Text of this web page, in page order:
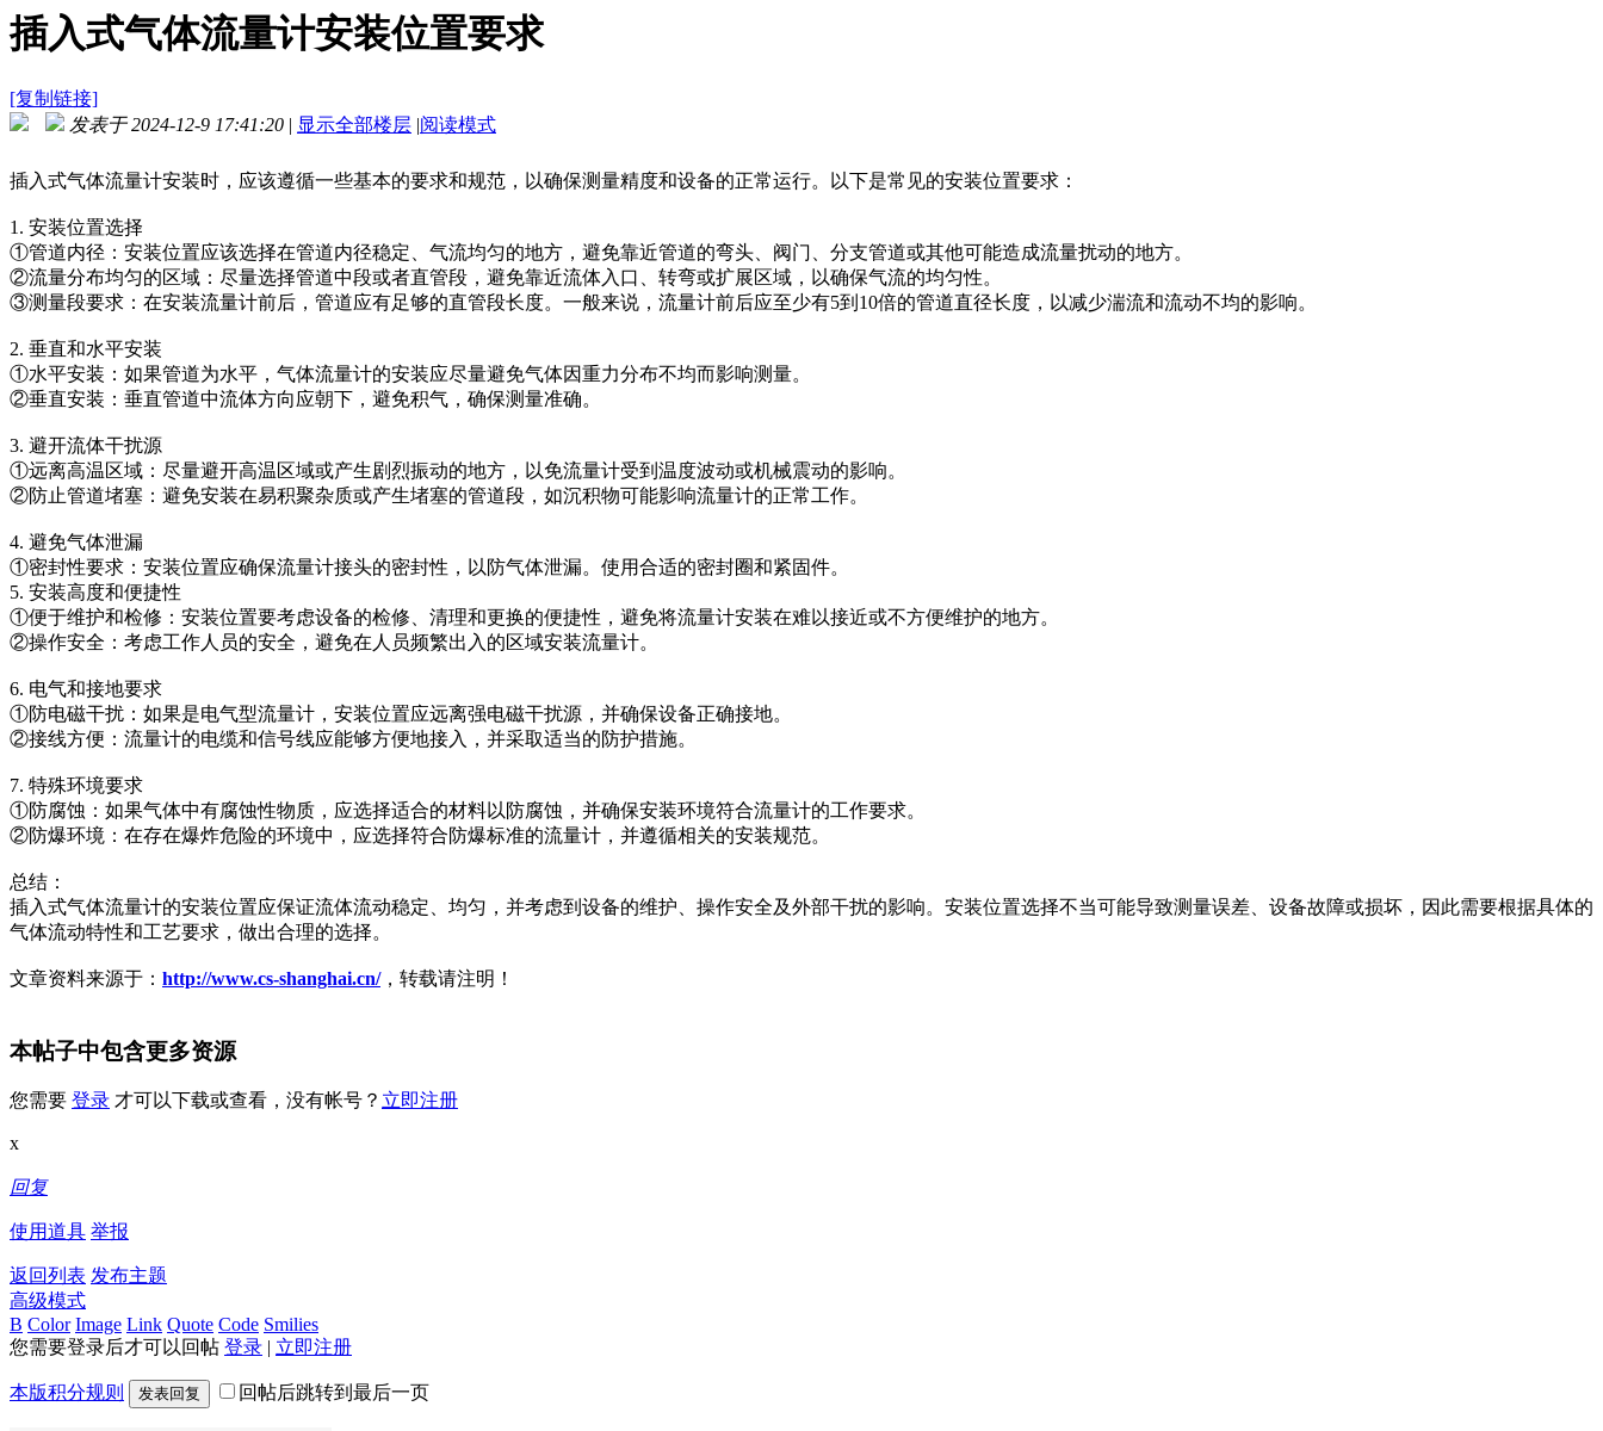
插入式气体流量计安装位置要求
[复制链接]
发表于 2024-12-9 17:41:20 | 显示全部楼层 |阅读模式
插入式气体流量计安装时，应该遵循一些基本的要求和规范，以确保测量精度和设备的正常运行。以下是常见的安装位置要求：
1. 安装位置选择
①管道内径：安装位置应该选择在管道内径稳定、气流均匀的地方，避免靠近管道的弯头、阀门、分支管道或其他可能造成流量扰动的地方。
②流量分布均匀的区域：尽量选择管道中段或者直管段，避免靠近流体入口、转弯或扩展区域，以确保气流的均匀性。
③测量段要求：在安装流量计前后，管道应有足够的直管段长度。一般来说，流量计前后应至少有5到10倍的管道直径长度，以减少湍流和流动不均的影响。
2. 垂直和水平安装
①水平安装：如果管道为水平，气体流量计的安装应尽量避免气体因重力分布不均而影响测量。
②垂直安装：垂直管道中流体方向应朝下，避免积气，确保测量准确。
3. 避开流体干扰源
①远离高温区域：尽量避开高温区域或产生剧烈振动的地方，以免流量计受到温度波动或机械震动的影响。
②防止管道堵塞：避免安装在易积聚杂质或产生堵塞的管道段，如沉积物可能影响流量计的正常工作。
4. 避免气体泄漏
①密封性要求：安装位置应确保流量计接头的密封性，以防气体泄漏。使用合适的密封圈和紧固件。
5. 安装高度和便捷性
①便于维护和检修：安装位置要考虑设备的检修、清理和更换的便捷性，避免将流量计安装在难以接近或不方便维护的地方。
②操作安全：考虑工作人员的安全，避免在人员频繁出入的区域安装流量计。
6. 电气和接地要求
①防电磁干扰：如果是电气型流量计，安装位置应远离强电磁干扰源，并确保设备正确接地。
②接线方便：流量计的电缆和信号线应能够方便地接入，并采取适当的防护措施。
7. 特殊环境要求
①防腐蚀：如果气体中有腐蚀性物质，应选择适合的材料以防腐蚀，并确保安装环境符合流量计的工作要求。
②防爆环境：在存在爆炸危险的环境中，应选择符合防爆标准的流量计，并遵循相关的安装规范。
总结：
插入式气体流量计的安装位置应保证流体流动稳定、均匀，并考虑到设备的维护、操作安全及外部干扰的影响。安装位置选择不当可能导致测量误差、设备故障或损坏，因此需要根据具体的
气体流动特性和工艺要求，做出合理的选择。
文章资料来源于： http://www.cs-shanghai.cn/，转载请注明！
本帖子中包含更多资源
您需要 登录 才可以下载或查看，没有帐号？ 立即注册
x
回复
使用道具 举报
返回列表 发布主题
高级模式
B Color Image Link Quote Code Smilies
您需要登录后才可以回帖 登录 | 立即注册
本版积分规则 发表回复 回帖后跳转到最后一页